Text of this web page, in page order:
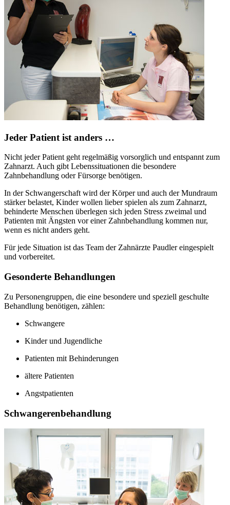
Jeder Patient ist anders …
Nicht jeder Patient geht regelmäßig vorsorglich und entspannt zum
Zahnarzt. Auch gibt Lebenssituationen die besondere
Zahnbehandlung oder Fürsorge benötigen.
In der Schwangerschaft wird der Körper und auch der Mundraum
stärker belastet, Kinder wollen lieber spielen als zum Zahnarzt,
behinderte Menschen überlegen sich jeden Stress zweimal und
Patienten mit Ängsten vor einer Zahnbehandlung kommen nur,
wenn es nicht anders geht.
Für jede Situation ist das Team der Zahnärzte Paudler eingespielt
und vorbereitet.
Gesonderte Behandlungen
Zu Personengruppen, die eine besondere und speziell geschulte
Behandlung benötigen, zählen:
Schwangere
Kinder und Jugendliche
Patienten mit Behinderungen
ältere Patienten
Angstpatienten
Schwangerenbehandlung